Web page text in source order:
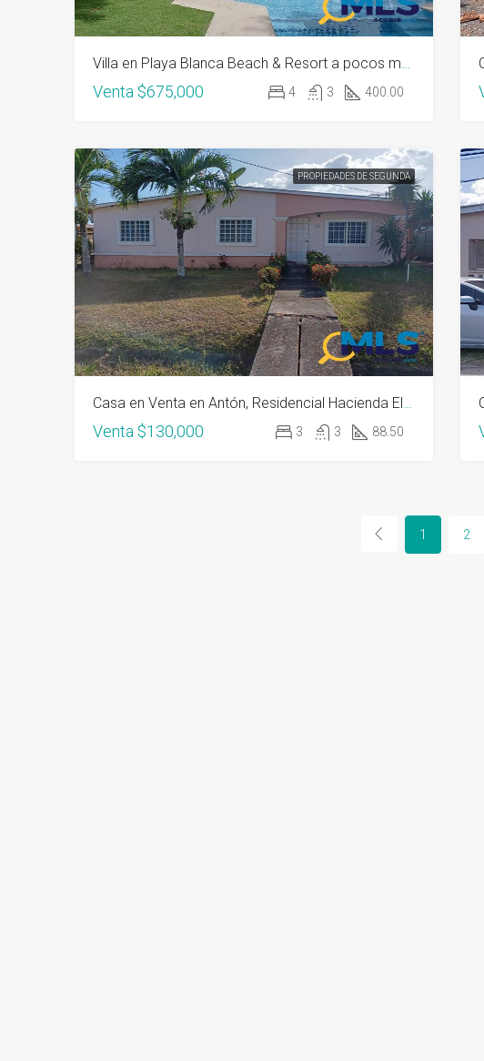
Villa en Playa Blanca Beach & Resort a pocos metros del mar
Venta $675,000 4 3 400.00
PROPIEDADES DE SEGUNDA
Casa en Venta en Antón, Residencial Hacienda El Mirador
Venta $130,000 3 3 88.50
1 2